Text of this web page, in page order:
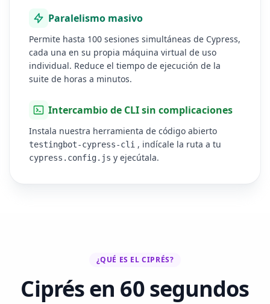
Paralelismo masivo
Permite hasta 100 sesiones simultáneas de Cypress,
cada una en su propia máquina virtual de uso
individual. Reduce el tiempo de ejecución de la
suite de horas a minutos.
Intercambio de CLI sin complicaciones
Instala nuestra herramienta de código abierto
testingbot-cypress-cli , indícale la ruta a tu
cypress.config.js y ejecútala.
¿QUÉ ES EL CIPRÉS?
Ciprés en 60 segundos